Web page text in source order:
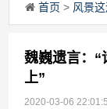
首页 > 风景
魏巍遗言：“
上”
2020-03-06